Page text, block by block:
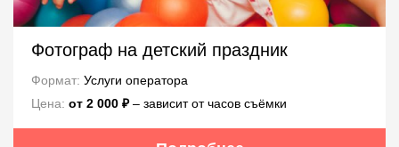
Фотограф на детский праздник
Формат: Услуги оператора
Цена: от 2 000 ₽‒ зависит от часов съёмки